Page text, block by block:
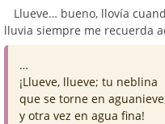
Llueve… bueno, llovía
lluvia siempre me recuerda
…
¡Llueve, llueve; tu neblina
que se torne en
y otra vez en agua fina!